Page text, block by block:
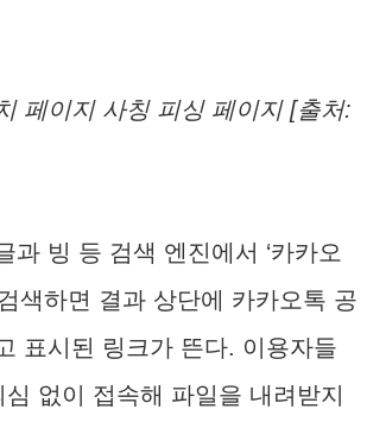
페이지 사칭 피싱 페이지 [출처:
과 빙 등 검색 엔진에서 ‘카카오
색하면 결과 상단에 카카오톡 공
표시된 링크가 뜬다. 이용자들
없이 접속해 파일을 내려받지